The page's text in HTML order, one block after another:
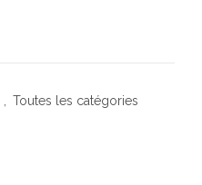
Toutes les catégories